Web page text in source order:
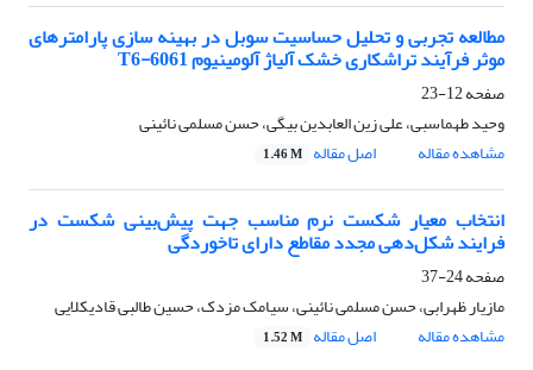
مطالعه تجربی و تحلیل حساسیت سوبل در بهینه سازی پارامترهای
موثر فرآیند تراشکاری خشک آلیاژ آلومینیوم 6061-T6
صفحه12-23
وحید طهماسبی، علی زین العابدین بیگی، حسن مسلمی نائینی
مشاهده مقاله
اصل مقاله 1.46 M
انتخاب معیار شکست نرم مناسب جهت پیش‌بینی شکست در
فرایند شکل‌دهی مجدد مقاطع دارای تاخوردگی
صفحه24-37
مازیار ظهرابی، حسن مسلمی نائینی، سیامک مزدک، حسین طالبی قادیکلایی
مشاهده مقاله
اصل مقاله 1.52 M